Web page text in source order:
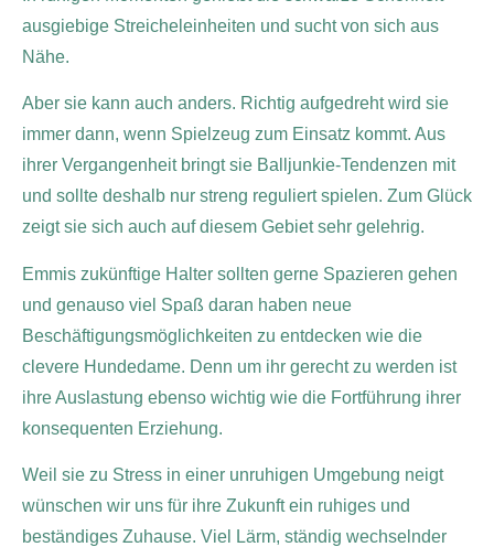
ausgiebige Streicheleinheiten und sucht von sich aus
Nähe.
Aber sie kann auch anders. Richtig aufgedreht wird sie
immer dann, wenn Spielzeug zum Einsatz kommt. Aus
ihrer Vergangenheit bringt sie Balljunkie-Tendenzen mit
und sollte deshalb nur streng reguliert spielen. Zum Glück
zeigt sie sich auch auf diesem Gebiet sehr gelehrig.
Emmis zukünftige Halter sollten gerne Spazieren gehen
und genauso viel Spaß daran haben neue
Beschäftigungsmöglichkeiten zu entdecken wie die
clevere Hundedame. Denn um ihr gerecht zu werden ist
ihre Auslastung ebenso wichtig wie die Fortführung ihrer
konsequenten Erziehung.
Weil sie zu Stress in einer unruhigen Umgebung neigt
wünschen wir uns für ihre Zukunft ein ruhiges und
beständiges Zuhause. Viel Lärm, ständig wechselnder